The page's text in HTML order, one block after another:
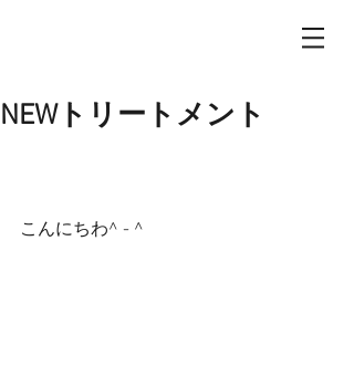
NEWトリートメント
こんにちわ^ - ^